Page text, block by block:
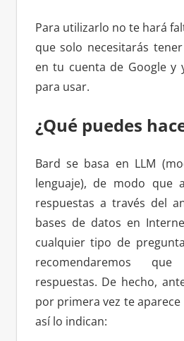
Para utilizarlo no te hará
que solo necesitarás
en tu cuenta de Google y
para usar.
¿Qué puedes
Bard se basa en LLM
lenguaje), de modo que
respuestas a través del
bases de datos en
cualquier tipo de
recomendaremos
respuestas. De hecho,
por primera vez te
así lo indican: